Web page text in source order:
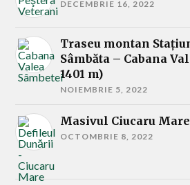
DECEMBRIE 16, 2022
Traseu montan
Sâmbăta – Cabana
1401 m)
NOIEMBRIE 5, 2022
Masivul Ciucaru
OCTOMBRIE 8, 2022